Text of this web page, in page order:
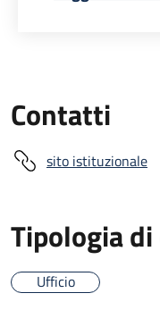
Contatti
sito istituzionale
Tipologia
Ufficio